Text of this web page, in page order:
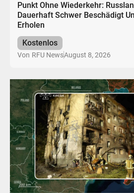
Punkt Ohne Wiederkehr:
Dauerhaft Schwer Beschädigt
Erholen
Kostenlos
Von RFU NewsAugust 8, 2026